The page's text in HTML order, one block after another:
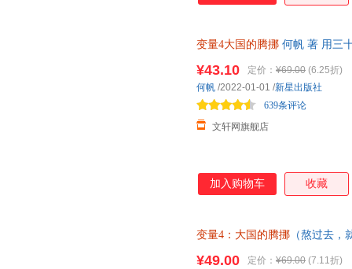
变量4大国的腾挪 何帆 著 用三
日达，团购优惠咨询在线客服！
¥43.10 定价： ¥69.00 (6.25折)
文轩网旗舰店
639条评论
何帆 /2022-01-01 /新星出版社
加入购物车 收藏
变量4：大国的腾挪 （熬过去
¥49.00 定价： ¥69.00 (7.11折)